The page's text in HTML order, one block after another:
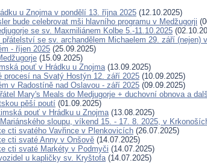
u Znojma v pondělí 13. října 2025 (12.10.2025)
bude celebrovat mši hlavního programu v Medžugorji
se sv. Maxmiliánem Kolbe 5.-11.10.2025
přátelství se sv. archandělem Michaelem 29. září (nejen)
- říjen 2025 (25.09.2025)
(15.09.2025)
pouť v Hrádku u Znojma(13.09.2025)
procesí na Svatý Hostýn 12. září 2025 (10.09.2025)
v Radostíně nad Oslavou - září 2025 (09.09.2025)
Mary's Meals do Medjugorje + duchovní obnova a
pěší poutí (01.09.2025)
pouť v Hrádku u Znojma(13.08.2025)
sloupu, víkend 15. - 17. 8. 2025, v
cti svatého Vavřince v Plenkovicích (26.07.2025)
cti svaté Anny v Onšově (14.07.2025)
cti svaté Markéty v Podmyči (14.07.2025)
u kapličky sv. Kryštofa(14.07.2025)